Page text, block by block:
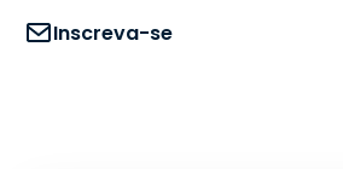
Inscreva-se